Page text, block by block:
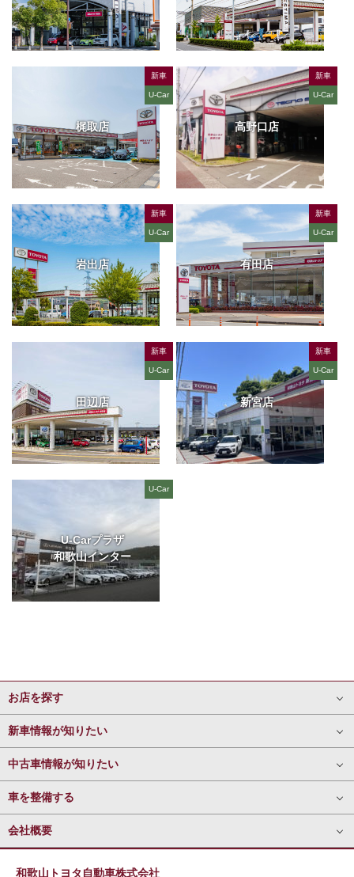
梶取店
新車
U-Car
高野口店
新車
U-Car
岩出店
新車
U-Car
有田店
新車
U-Car
田辺店
新車
U-Car
新宮店
新車
U-Car
U-Carプラザ
和歌山インター
U-Car
お店を探す
新車情報が知りたい
中古車情報が知りたい
車を整備する
会社概要
和歌山トヨタ自動車株式会社